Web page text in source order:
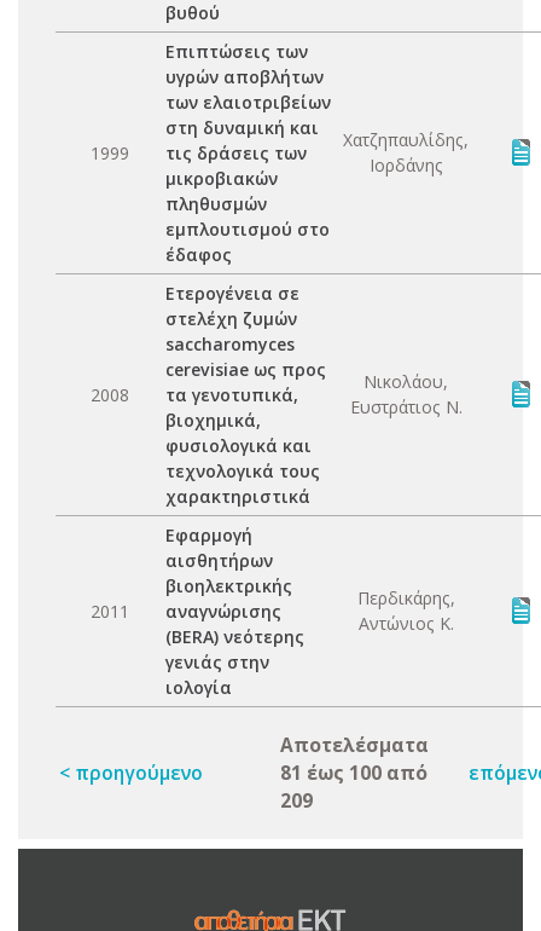
βυθού
1999
Επιπτώσεις των
υγρών αποβλήτων
των ελαιοτριβείων
στη δυναμική και
τις δράσεις των
μικροβιακών
πληθυσμών
εμπλουτισμού στο
έδαφος
Χατζηπαυλίδης,
Ιορδάνης
2008
Ετερογένεια σε
στελέχη ζυμών
saccharomyces
cerevisiae ως προς
τα γενοτυπικά,
βιοχημικά,
φυσιολογικά και
τεχνολογικά τους
χαρακτηριστικά
Νικολάου,
Ευστράτιος Ν.
2011
Εφαρμογή
αισθητήρων
βιοηλεκτρικής
αναγνώρισης
(BERA) νεότερης
γενιάς στην
ιολογία
Περδικάρης,
Αντώνιος Κ.
< προηγούμενο
Αποτελέσματα
81 έως 100 από
209